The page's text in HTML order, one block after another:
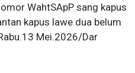
WahtSApP sang kapus
kapus lawe dua belum
Mei.2026/Dar